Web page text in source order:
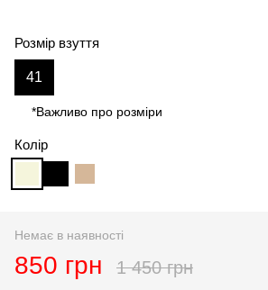
Розмір взуття
41
*Важливо про розміри
Колір
Немає в наявності
850 грн 1 450 грн